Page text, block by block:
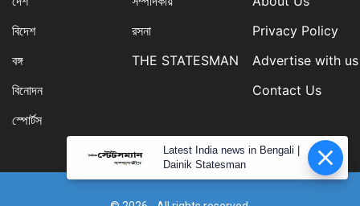
বিদেশ
বঙ্গ
বিনোদন
স্পোর্টস
রসনা
THE STATESMAN
Privacy Policy
Advertise with us
Contact Us
Latest India news in Bengali |
Dainik Statesman